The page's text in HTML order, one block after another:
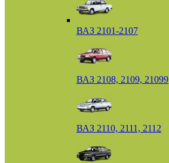
ВАЗ 2101-2107
ВАЗ 2108, 2109, 21099
ВАЗ 2110, 2111, 2112